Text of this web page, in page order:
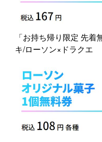
「お持ち帰り限定 先
キ/ローソン×ドラクエ